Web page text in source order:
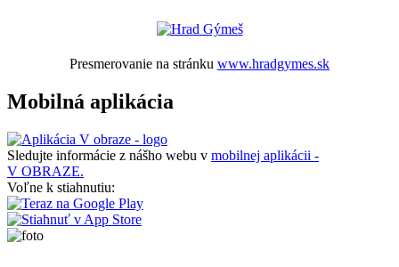
Presmerovanie na stránku www.hradgymes.sk
Mobilná aplikácia
Sledujte informácie z nášho webu v mobilnej aplikácii -
V OBRAZE.
Voľne k stiahnutiu: